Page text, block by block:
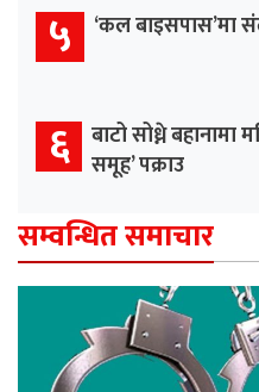
५ ‘कल बाइसपास’मा
६ बाटो सोध्ने बहानामा
समूह’ पक्राउ
सम्वन्धित समाचार